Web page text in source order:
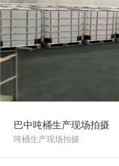
巴中吨桶生产现场拍摄
吨桶生产现场拍摄